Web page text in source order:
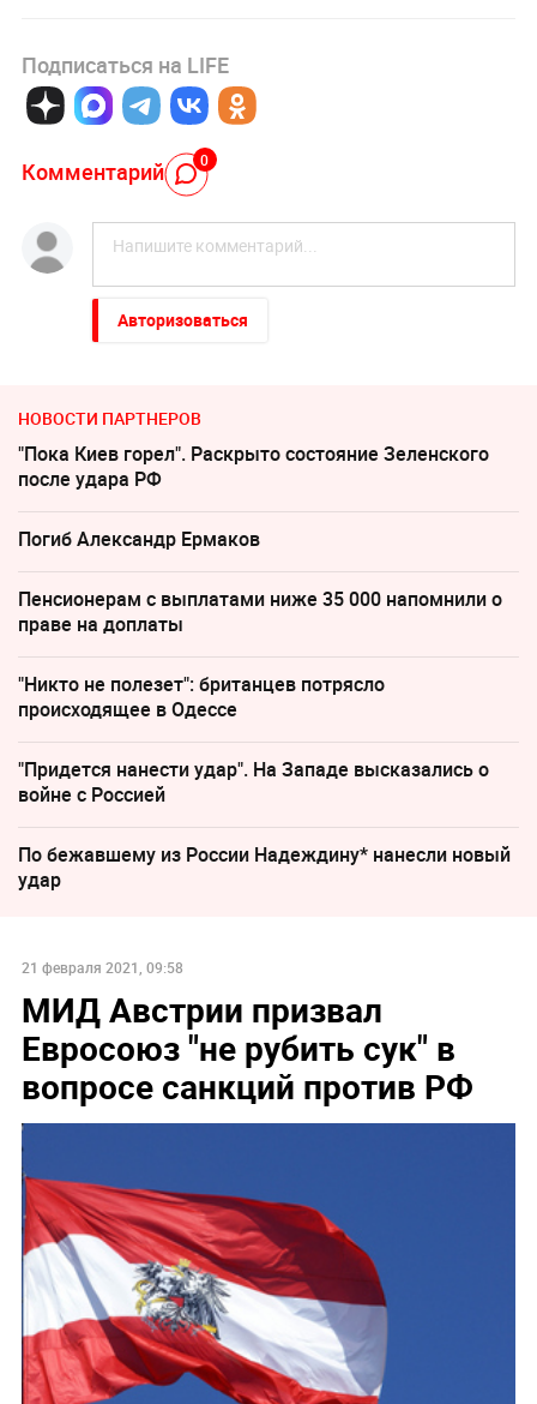
Подписаться на LIFE
Комментарий 0
Авторизоваться
НОВОСТИ ПАРТНЕРОВ
"Пока Киев горел". Раскрыто состояние Зеленского
после удара РФ
Погиб Александр Ермаков
Пенсионерам с выплатами ниже 35 000 напомнили о
праве на доплаты
"Никто не полезет": британцев потрясло
происходящее в Одессе
"Придется нанести удар". На Западе высказались о
войне с Россией
По бежавшему из России Надеждину* нанесли новый
удар
21 февраля 2021, 09:58
МИД Австрии призвал
Евросоюз "не рубить сук" в
вопросе санкций против РФ